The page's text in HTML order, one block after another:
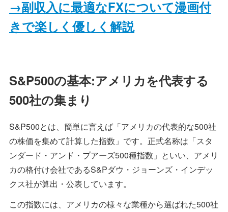
→副収入に最適なFXについて漫画付
きで楽しく優しく解説
S&P500の基本:アメリカを代表する
500社の集まり
S&P500とは、簡単に言えば「アメリカの代表的な500社
の株価を集めて計算した指数」です。正式名称は「スタ
ンダード・アンド・プアーズ500種指数」といい、アメリ
カの格付け会社であるS&Pダウ・ジョーンズ・インデッ
クス社が算出・公表しています。
この指数には、アメリカの様々な業種から選ばれた500社